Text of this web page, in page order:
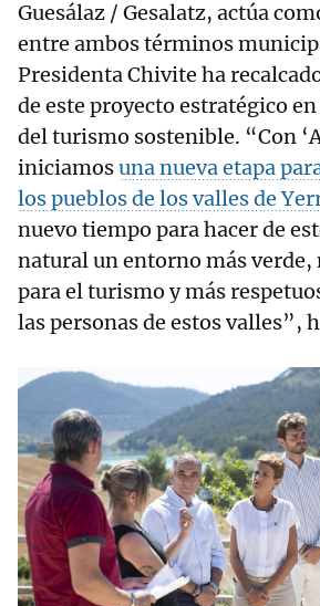
Guesálaz / Gesalatz, actúa
entre ambos términos
Presidenta Chivite ha
de este proyecto estratégico
del turismo sostenible. “Con
iniciamosuna nueva etapa
los pueblos de los valles de
nuevo tiempo para hacer de
natural un entorno más verde,
para el turismo y más
las personas de estos valles”,